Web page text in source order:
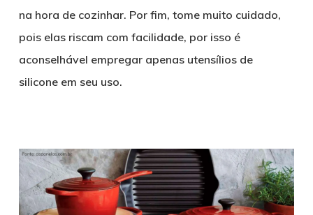
na hora de cozinhar. Por fim, tome muito cuidado,
pois elas riscam com facilidade, por isso é
aconselhável empregar apenas utensílios de
silicone em seu uso.